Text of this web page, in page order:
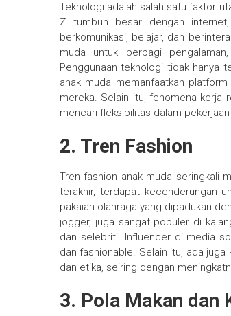
Teknologi adalah salah satu faktor
Z tumbuh besar dengan
berkomunikasi, belajar, dan
muda untuk berbagi
Penggunaan teknologi tidak hanya
anak muda memanfaatkan
mereka. Selain itu, fenomena kerja
mencari fleksibilitas dalam
2. Tren Fashion
Tren fashion anak muda seringkali
terakhir, terdapat kecenderungan
pakaian olahraga yang dipadukan
jogger, juga sangat populer di
dan selebriti. Influencer di media
dan fashionable. Selain itu, ada
dan etika, seiring dengan
3. Pola Makan dan